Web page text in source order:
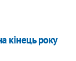
кінець року